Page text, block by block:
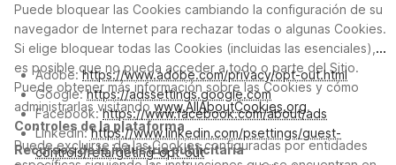
Puede bloquear las Cookies cambiando la configuración de su
navegador de Internet para rechazar todas o algunas Cookies.
Si elige bloquear todas las Cookies (incluidas las esenciales),
es posible que no pueda acceder a todo o parte del Sitio.
Puede obtener más información sobre las Cookies y cómo
administrarlas visitandowww.AllAboutCookies.org.
Controles de la plataforma
Puede excluirse de las Cookies configuradas por entidades
Adobe:https://www.adobe.com/privacy/opt-out.html
Google:https://adssettings.google.com
Facebook:https://www.facebook.com/about/ads
LinkedIn:https://www.linkedin.com/psettings/guest-
controls/retargeting-opt-out
Recursos de la industria publicitaria